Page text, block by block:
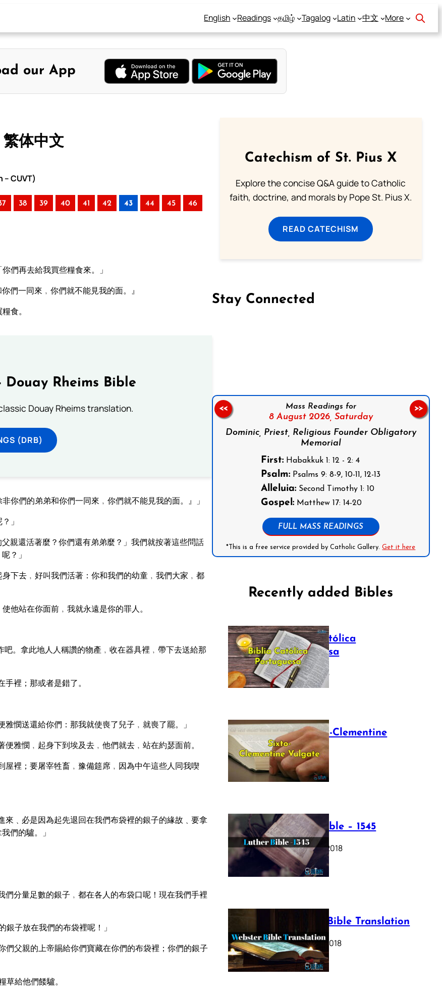
English Readings தமிழ் Tagalog Latin 中文 More
our App
体中文
CUVT)
38 39 40 41 42 43 44 45 46
們再去給我買些糧食來。」
們一同來﹐你們就不能見我的面。』
食。
Douay Rheims Bible
Douay Rheims translation.
(DRB)
你們的弟弟和你們一同來﹐你們就不能見我的面。』」
」
親還活著麼？你們還有弟弟麼？」我們就按著這些問話
？」
下去﹐好叫我們活著：你和我們的幼童﹐我們大家﹐都
他站在你面前﹐我就永遠是你的罪人。
。拿此地人人稱讚的物產﹐收在器具裡﹐帶下去送給那
裡；那或者是錯了。
憫送還給你們：那我就使喪了兒子﹐就喪了罷。」
雅憫﹐起身下到埃及去﹐他們就去﹐站在約瑟面前。
裡；要屠宰牲畜﹐豫備筵席﹐因為中午這些人同我喫
﹑必是因為起先退回在我們布袋裡的銀子的緣故﹑要拿
們的驢。」
分量足數的銀子﹐都在各人的布袋口呢！現在我們手裡
子放在我們的布袋裡呢！」
父親的上帝賜給你們寶藏在你們的布袋裡；你們的銀子
給他們餧驢。
Catechism of St. Pius X
Explore the concise Q&A guide to Catholic
faith, doctrine, and morals by Pope St. Pius X.
READ CATECHISM
Stay Connected
Mass Readings for
8 August 2026, Saturday
Dominic, Priest, Religious Founder Obligatory
Memorial
First: Habakkuk 1: 12 - 2: 4
Psalm: Psalms 9: 8-9, 10-11, 12-13
Alleluia: Second Timothy 1: 10
Gospel: Matthew 17: 14-20
FULL MASS READINGS
*This is a free service provided by Catholic Gallery.Get it here
<< >>
Recently added Bibles
Bíblia Católica
Portuguesa
July 16, 2025
The Sixto-Clementine
Vulgate
July 12, 2025
Luther Bible – 1545
October 17, 2018
Webster Bible Translation
October 11, 2018